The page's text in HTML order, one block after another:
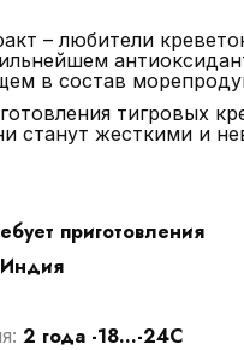
– любители
в состав
тигровых
станут жесткими и
приготовления
Индия
2 года -18...-24С